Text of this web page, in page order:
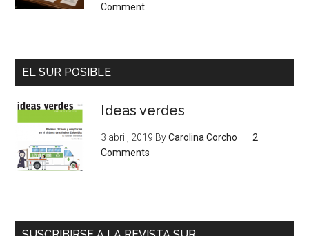
Comment
EL SUR POSIBLE
Ideas verdes
3 abril, 2019 ByCarolina Corcho
2
Comments